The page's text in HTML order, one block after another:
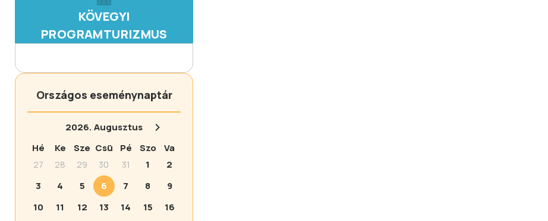
KÖVEGYI
PROGRAMTURIZMUS
Országos eseménynaptár
2026.Augusztus
Hé
Ke Sze Csü Pé Szo
Va
27
28 29 30 31 1
2
3
4 5 6 7 8
9
10
11 12 13 14 15
16